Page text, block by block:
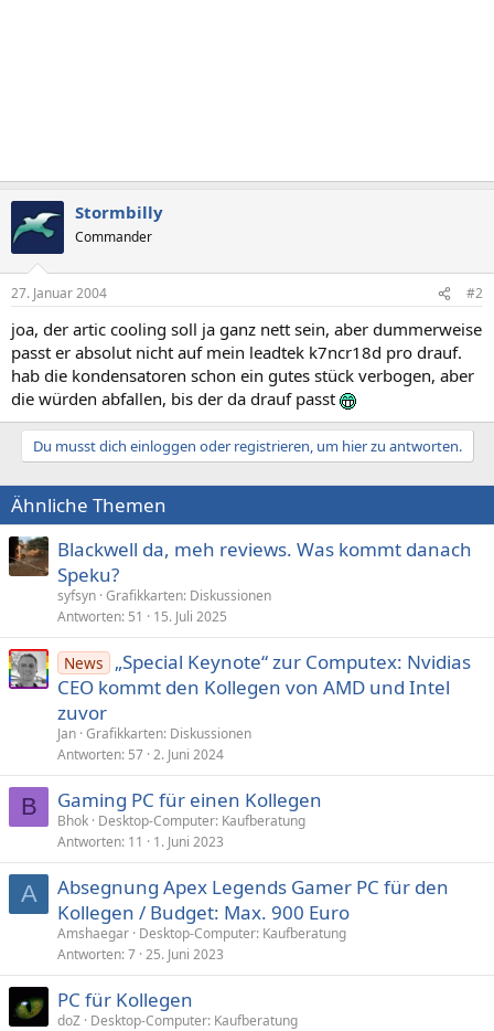
Stormbilly
Commander
27. Januar 2004 #2
joa, der artic cooling soll ja ganz nett sein, aber dummerweise
passt er absolut nicht auf mein leadtek k7ncr18d pro drauf.
hab die kondensatoren schon ein gutes stück verbogen, aber
die würden abfallen, bis der da drauf passt
Du musst dich einloggen oder registrieren, um hier zu antworten.
Ähnliche Themen
Blackwell da, meh reviews. Was kommt danach
Speku?
syfsyn Grafikkarten: Diskussionen
Antworten 51 15. Juli 2025
News
„Special Keynote“ zur Computex: Nvidias
CEO kommt den Kollegen von AMD und Intel
zuvor
Jan Grafikkarten: Diskussionen
Antworten 57 2. Juni 2024
B Gaming PC für einen Kollegen
Bhok Desktop-Computer: Kaufberatung
Antworten 11 1. Juni 2023
A
Absegnung Apex Legends Gamer PC für den
Kollegen / Budget: Max. 900 Euro
Amshaegar Desktop-Computer: Kaufberatung
Antworten 7 25. Juni 2023
PC für Kollegen
doZ Desktop-Computer: Kaufberatung